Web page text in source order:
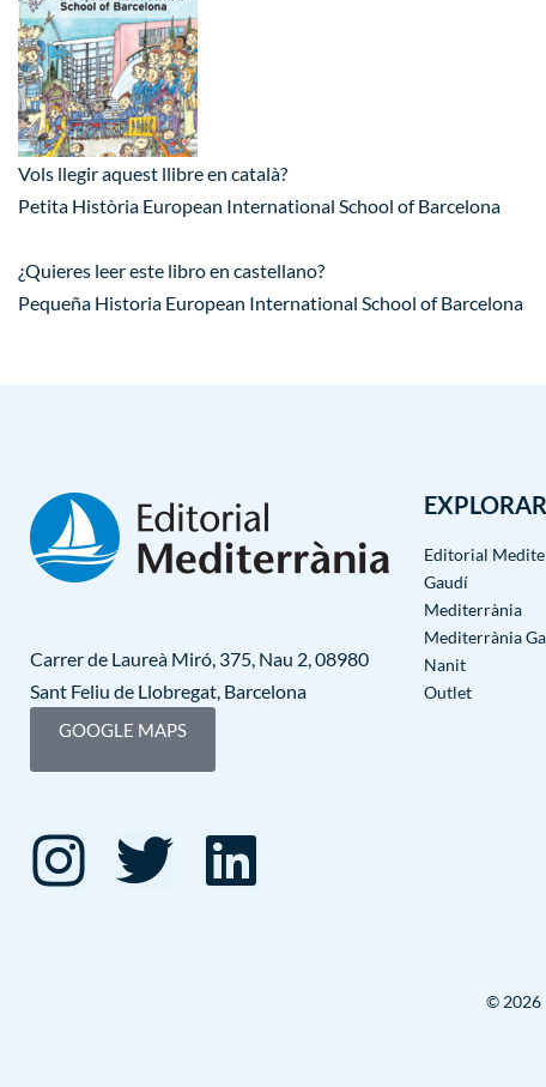
Vols llegir aquest llibre en català?
Petita Història European International School of Barcelona
¿Quieres leer este libro en castellano?
Pequeña Historia European International School of Barcelona
Carrer de Laureà Miró, 375, Nau 2, 08980
Sant Feliu de Llobregat, Barcelona
GOOGLE MAPS
EXPLORAR
Editorial
Gaudí
Mediterrània
Mediterrània
Nanit
Outlet
© 2026